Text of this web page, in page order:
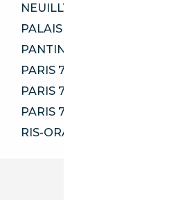
NEUILLY-SUR-SEINE 92200
PALAISEAU 91120
PANTIN 93500
PARIS 75002
PARIS 75010
PARIS 75012
RIS-ORANGIS 91130